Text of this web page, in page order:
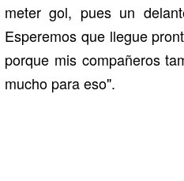
meter gol, pues un
Esperemos que llegue
porque mis compañeros
mucho para eso".